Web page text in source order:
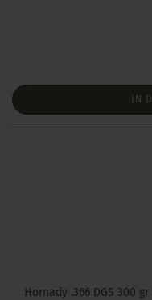
IN
Hornady .366 DGS 300